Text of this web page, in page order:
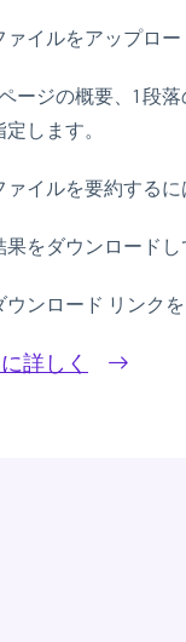
ァイルをアップロー
ージの概要、1 段
定します。
ァイルを要約するに
果をダウンロードし
ウンロード リンク
詳しく